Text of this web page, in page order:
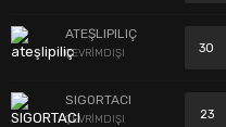
ATEŞLIPILIÇ
ÇEVRİMDIŞI 30
SIGORTACI
ÇEVRİMDIŞI 23